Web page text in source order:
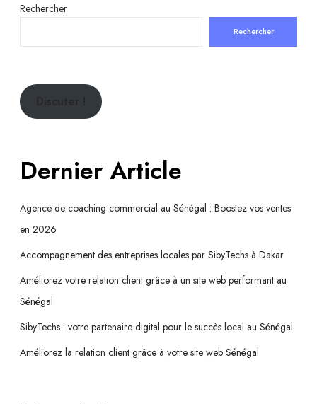
Rechercher
Rechercher
Dernier Article
Agence de coaching commercial au Sénégal : Boostez vos ventes
en 2026
Accompagnement des entreprises locales par SibyTechs à Dakar
Améliorez votre relation client grâce à un site web performant au
Sénégal
SibyTechs : votre partenaire digital pour le succès local au Sénégal
Améliorez la relation client grâce à votre site web Sénégal